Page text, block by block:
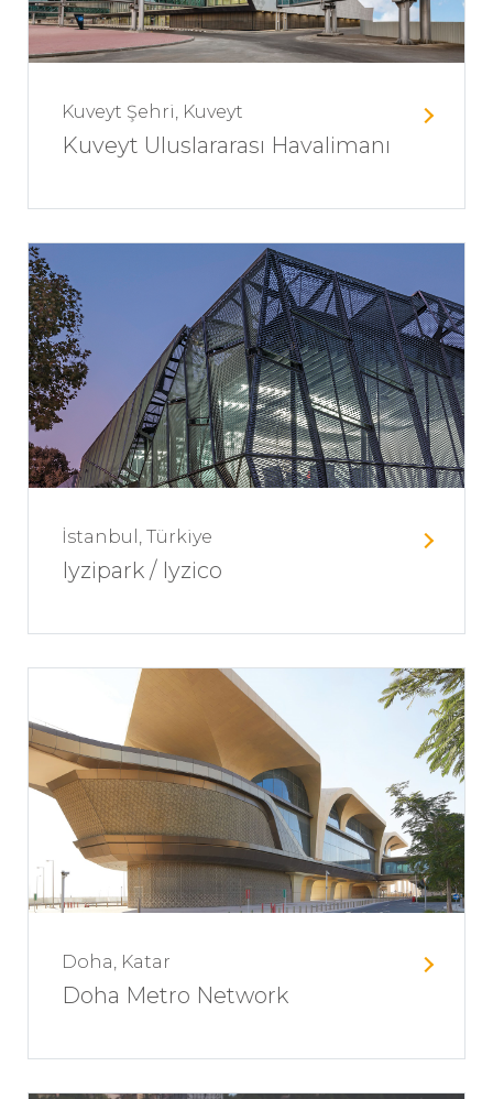
Kuveyt Şehri, Kuveyt
Kuveyt Uluslararası Havalimanı
İstanbul, Türkiye
Iyzipark / Iyzico
Doha, Katar
Doha Metro Network